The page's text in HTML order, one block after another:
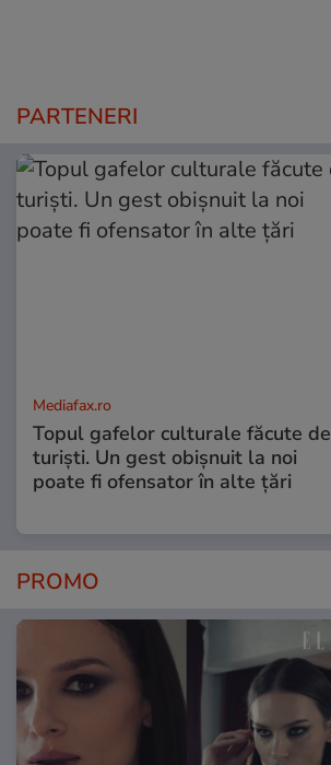
PARTENERI
Mediafax.ro
Topul gafelor culturale făcute de
turiști. Un gest obișnuit la noi
poate fi ofensator în alte țări
PROMO